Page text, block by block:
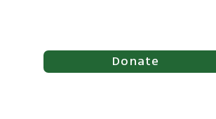
Donate